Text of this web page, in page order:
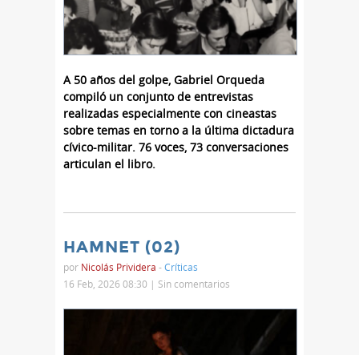
A 50 años del golpe, Gabriel Orqueda
compiló un conjunto de entrevistas
realizadas especialmente con cineastas
sobre temas en torno a la última dictadura
cívico-militar. 76 voces, 73 conversaciones
articulan el libro.
HAMNET (02)
por Nicolás Prividera -Críticas
16 Feb, 2026 08:30 | Sin comentarios